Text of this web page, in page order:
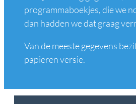
programmaboekjes, die we
dan hadden we dat graag
Van de meeste gegevens
papieren versie.